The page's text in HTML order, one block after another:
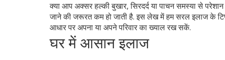
क्या आप अक्सर हल्की बुखार, सिरदर्द या पाचन समस्या से
जाने की जरूरत कम हो जाती है. इस लेख में हम सरल इलाज के
आधार पर अपना या अपने परिवार का ख्याल रख सकें.
घर में आसान इलाज